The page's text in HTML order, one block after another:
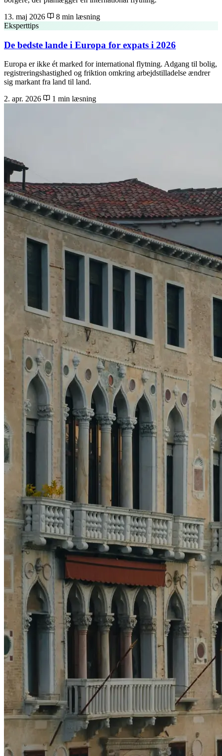
13. maj 2026
8 min læsning
Eksperttips
De bedste lande i Europa for expats i 2026
Europa er ikke ét marked for international flytning. Adgang til bolig,
registreringshastighed og friktion omkring arbejdstilladelse ændrer
sig markant fra land til land.
2. apr. 2026
1 min læsning